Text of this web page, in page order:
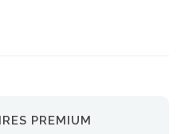
PREMIUM